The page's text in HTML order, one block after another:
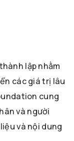
lập nhằm
các giá trị lâu
cung
và người
và nội dung